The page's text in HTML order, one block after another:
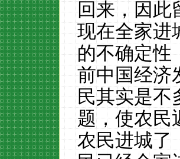
回来，因此
现在全家进
的不确定性
前中国经济
民其实是不
题，使农民
农民进城了